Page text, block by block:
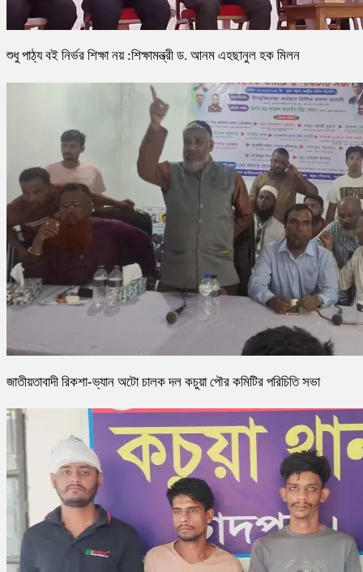
শুধু পাঠ্য বই নির্ভর শিক্ষা নয় :শিক্ষামন্ত্রী ড. আনম এহছানুল হক মিলন
জাতীয়তাবাদী রিকশা-ভ্যান অটো চালক দল কচুয়া পৌর কমিটির পরিচিতি সভা